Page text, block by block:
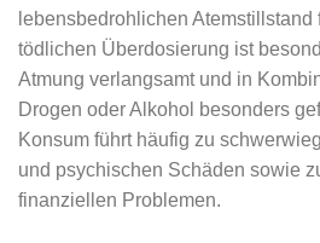
lebensbedrohlichen
tödlichen Überdosierung ist
Atmung verlangsamt und in
Drogen oder Alkohol besonders
Konsum führt häufig zu
und psychischen Schäden sowie
finanziellen Problemen.